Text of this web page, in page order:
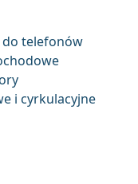
telefonów
i cyrkulacyjne